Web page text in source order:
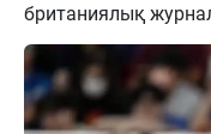
британиялық